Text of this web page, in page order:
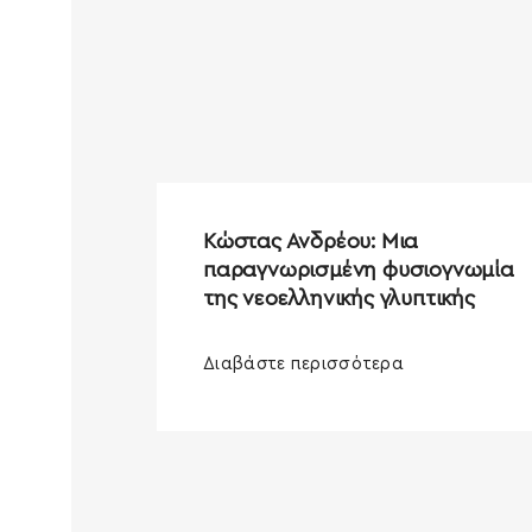
Kώστας Ανδρέου: Μια
παραγνωρισμένη φυσιογνωμία
της νεοελληνικής γλυπτικής
Διαβάστε περισσότερα